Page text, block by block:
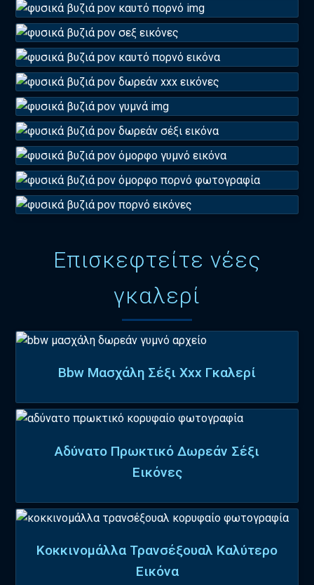
Επισκεφτείτε νέες
γκαλερί
Bbw Μασχάλη Σέξι Xxx Γκαλερί
Αδύνατο Πρωκτικό Δωρεάν Σέξι
Εικόνες
Κοκκινομάλλα Τρανσέξουαλ Καλύτερο
Εικόνα